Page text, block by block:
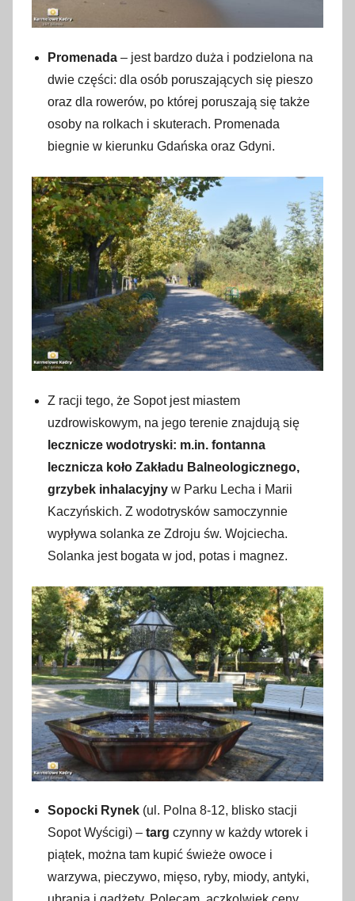
Promenada – jest bardzo duża i podzielona na
dwie części: dla osób poruszających się pieszo
oraz dla rowerów, po której poruszają się także
osoby na rolkach i skuterach. Promenada
biegnie w kierunku Gdańska oraz Gdyni.
Z racji tego, że Sopot jest miastem
uzdrowiskowym, na jego terenie znajdują się
lecznicze wodotryski: m.in. fontanna
lecznicza koło Zakładu Balneologicznego,
grzybek inhalacyjny w Parku Lecha i Marii
Kaczyńskich. Z wodotrysków samoczynnie
wypływa solanka ze Zdroju św. Wojciecha.
Solanka jest bogata w jod, potas i magnez.
Sopocki Rynek (ul. Polna 8-12, blisko stacji
Sopot Wyścigi) – targ czynny w każdy wtorek i
piątek, można tam kupić świeże owoce i
warzywa, pieczywo, mięso, ryby, miody, antyki,